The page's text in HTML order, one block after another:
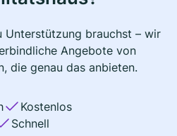
Unterstützung brauchst – wir
Angebote von
die genau das anbieten.
Kostenlos
Schnell